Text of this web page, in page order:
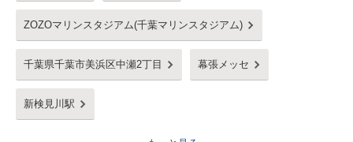
ZOZOマリンスタジアム(千葉マリンスタジアム)
千葉県千葉市美浜区中瀬2丁目 幕張メッセ
新検見川駅